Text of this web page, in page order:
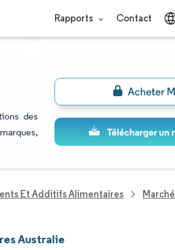
Rapports Contact
des
Et Additifs Alimentaires
Australie